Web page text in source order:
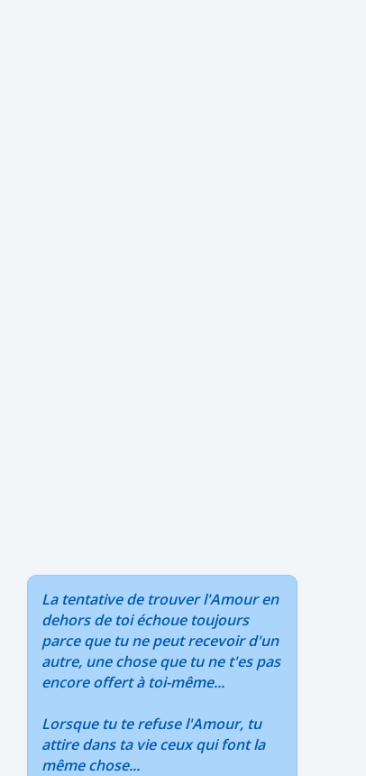
La tentative de trouver l'Amour en
dehors de toi échoue toujours
parce que tu ne peut recevoir d'un
autre, une chose que tu ne t'es pas
encore offert à toi-même...
Lorsque tu te refuse l'Amour, tu
attire dans ta vie ceux qui font la
même chose...